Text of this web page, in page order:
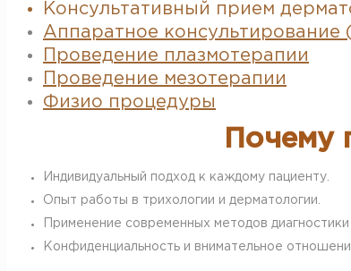
Консультативный прием
Аппаратное консультирование
Проведение плазмотерапии
Проведение мезотерапии
Физио процедуры
Почему
Индивидуальный подход к каждому пациенту.
Опыт работы в трихологии и дерматологии.
Применение современных методов диагностики
Конфиденциальность и внимательное